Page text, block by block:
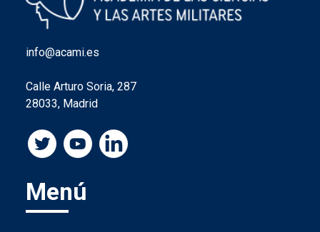
info@acami.es
Calle Arturo Soria, 287
28033, Madrid
Menú